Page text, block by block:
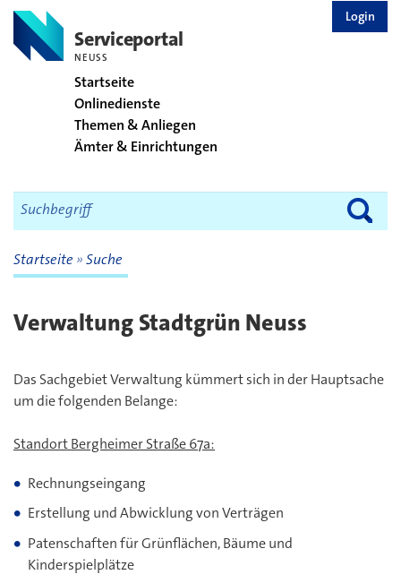
Serviceportal
NEUSS
Startseite
Onlinedienste
Themen & Anliegen
Ämter & Einrichtungen
Login
Startseite Suche
Verwaltung Stadtgrün Neuss
Das Sachgebiet Verwaltung kümmert sich in der Hauptsache
um die folgenden Belange:
Standort Bergheimer Straße 67a:
Rechnungseingang
Erstellung und Abwicklung von Verträgen
Patenschaften für Grünflächen, Bäume und
Kinderspielplätze